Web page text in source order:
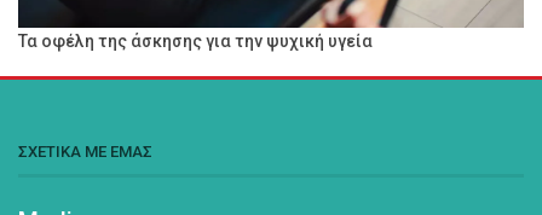
Τα οφέλη της άσκησης για την ψυχική υγεία
ΣΧΕΤΙΚΑ ΜΕ ΕΜΑΣ